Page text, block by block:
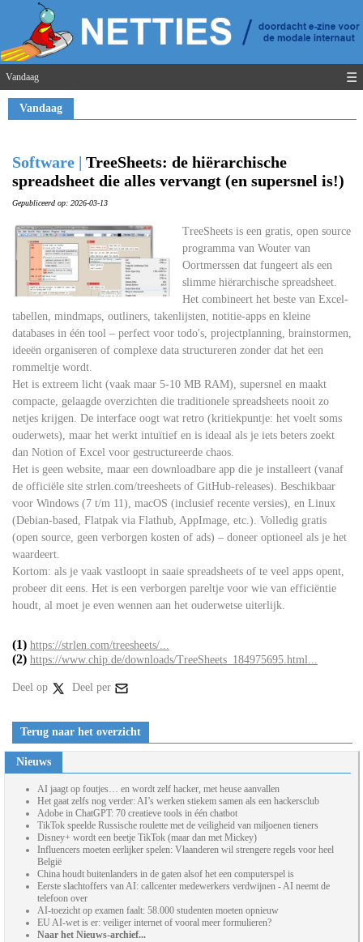
Vandaag ☰
Vandaag
Software | TreeSheets: de hiërarchische
spreadsheet die alles vervangt (en supersnel is!)
Gepubliceerd op: 2026-03-13
TreeSheets is een gratis, open source
programma van Wouter van
Oortmerssen dat fungeert als een
slimme hiërarchische spreadsheet.
Het combineert het beste van Excel-
tabellen, mindmaps, outliners, takenlijsten, notitie-apps en kleine
databases in één tool – perfect voor todo's, projectplanning, brainstormen,
ideeën organiseren of complexe data structureren zonder dat het een
rommeltje wordt.
Het is extreem licht (vaak maar 5-10 MB RAM), supersnel en maakt
compacte, gelaagde overzichten die traditionele spreadsheets nooit zo
netjes krijgen. De interface oogt wat retro (kritiekpuntje: het voelt soms
ouderwets), maar het werkt intuïtief en is ideaal als je iets beters zoekt
dan Notion of Excel voor gestructureerde chaos.
Het is geen website, maar een downloadbare app die je installeert (vanaf
de officiële site strlen.com/treesheets of GitHub-releases). Beschikbaar
voor Windows (7 t/m 11), macOS (inclusief recente versies), en Linux
(Debian-based, Flatpak via Flathub, AppImage, etc.). Volledig gratis
(open source, geen verborgen kosten of ads) – doneer optioneel als je het
waardeert.
Kortom: als je vaak vastloopt in saaie spreadsheets of te veel apps opent,
probeer dit eens. Het is een verborgen pareltje voor wie van efficiëntie
houdt, al moet je even wennen aan het ouderwetse uiterlijk.
(1) https://strlen.com/treesheets/...
(2) https://www.chip.de/downloads/TreeSheets_184975695.html...
Deel op Deel per
Terug naar het overzicht
Nieuws
AI jaagt op foutjes… en wordt zelf hacker, met heuse aanvallen
Het gaat zelfs nog verder: AI’s werken stiekem samen als een hackersclub
Adobe in ChatGPT: 70 creatieve tools in één chatbot
TikTok speelde Russische roulette met de veiligheid van miljoenen tieners
Disney+ wordt een beetje TikTok (maar dan met Mickey)
Influencers moeten eerlijker spelen: Vlaanderen wil strengere regels voor heel
België
China houdt buitenlanders in de gaten alsof het een computerspel is
Eerste slachtoffers van AI: callcenter medewerkers verdwijnen - AI neemt de
telefoon over
AI-toezicht op examen faalt: 58.000 studenten moeten opnieuw
EU AI-wet is er: veiliger internet of vooral meer formulieren?
Naar het Nieuws-archief...